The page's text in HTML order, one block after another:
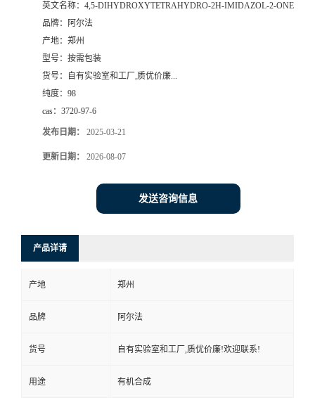
言
英文名称： 4,5-DIHYDROXYTETRAHYDRO-2H-IMIDAZOL-2-ONE
品牌：
阿尔法
产地： 郑州
型号： 按需包装
货号：
自有实验室和工厂,质优价廉...
纯度： 98
cas： 3720-97-6
发布日期： 2025-03-21
更新日期： 2026-08-07
发送咨询信息
产品详请
产地 郑州
品牌 阿尔法
货号 自有实验室和工厂,质优价廉!欢迎联系!
用途 有机合成